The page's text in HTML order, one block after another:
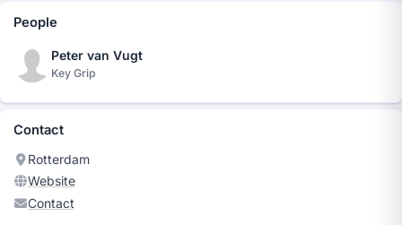
People
Peter van Vugt
Key Grip
Contact
Rotterdam
Website
Contact